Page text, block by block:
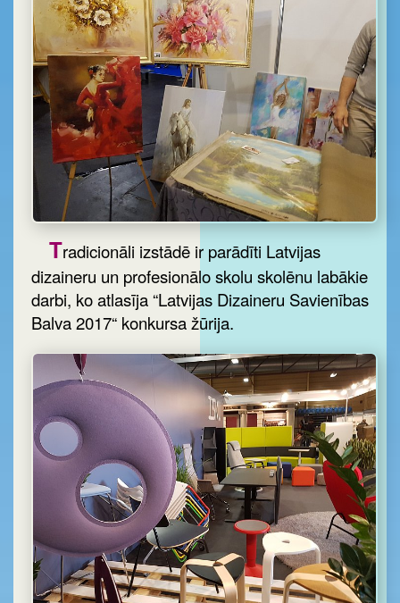
Tradicionāli izstādē ir parādīti Latvijas
dizaineru un profesionālo skolu skolēnu labākie
darbi, ko atlasīja “Latvijas Dizaineru Savienības
Balva 2017“ konkursa žūrija.